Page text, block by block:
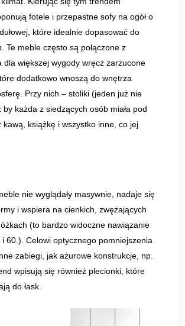
fotele i przepastne sofy na ogół o
które idealnie dopasować do
Te meble często są połączone z
dla większej wygody wręcz zarzucone
dodatkowo wnoszą do wnętrza
Przy nich – stoliki (jeden już nie
by każda z siedzących osób miała pod
kawą, książkę i wszystko inne, co jej
nie wyglądały masywnie, nadaje się
i wspiera na cienkich, zwężających
(to bardzo widoczne nawiązanie
60.). Celowi optycznego pomniejszenia
zabiegi, jak ażurowe konstrukcje, np.
wpisują się również plecionki, które
do łask.